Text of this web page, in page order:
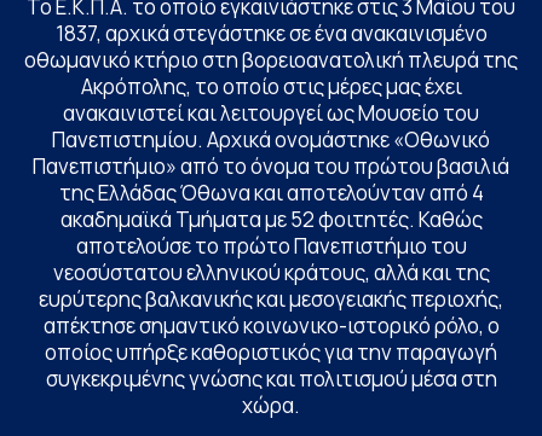
Το Ε.Κ.Π.Α. το οποίο εγκαινιάστηκε στις 3 Μαΐου του
1837, αρχικά στεγάστηκε σε ένα ανακαινισμένο
οθωμανικό κτήριο στη βορειοανατολική πλευρά της
Ακρόπολης, το οποίο στις μέρες μας έχει
ανακαινιστεί και λειτουργεί ως Μουσείο του
Πανεπιστημίου. Αρχικά ονομάστηκε «Οθωνικό
Πανεπιστήμιο» από το όνομα του πρώτου βασιλιά
της Ελλάδας Όθωνα και αποτελούνταν από 4
ακαδημαϊκά Τμήματα με 52 φοιτητές. Καθώς
αποτελούσε το πρώτο Πανεπιστήμιο του
νεοσύστατου ελληνικού κράτους, αλλά και της
ευρύτερης βαλκανικής και μεσογειακής περιοχής,
απέκτησε σημαντικό κοινωνικο-ιστορικό ρόλο, ο
οποίος υπήρξε καθοριστικός για την παραγωγή
συγκεκριμένης γνώσης και πολιτισμού μέσα στη
χώρα.